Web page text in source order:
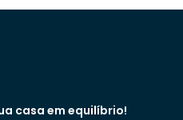
casa em equilíbrio!